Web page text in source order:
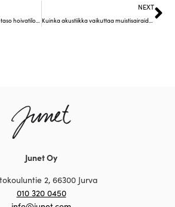
Mikä on optimaalinen melutaso hoivatilojen ruokailuhuoneissa?
NEXT
Kuinka akustiikka vaikuttaa muistisairaiden käyttäytymiseen?
Junet Oy
2, 66300 Jurva
010 320 0450